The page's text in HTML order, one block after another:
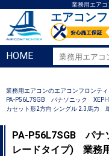
業務用エア
エアコン
HOME
業務用エアコンのエアコンフロンティ
PA-P56L7SGB パナソニック
カセット形2方向 シングル 2.3馬力
PA-P56L7SGB パナ
レードタイプ) 業務